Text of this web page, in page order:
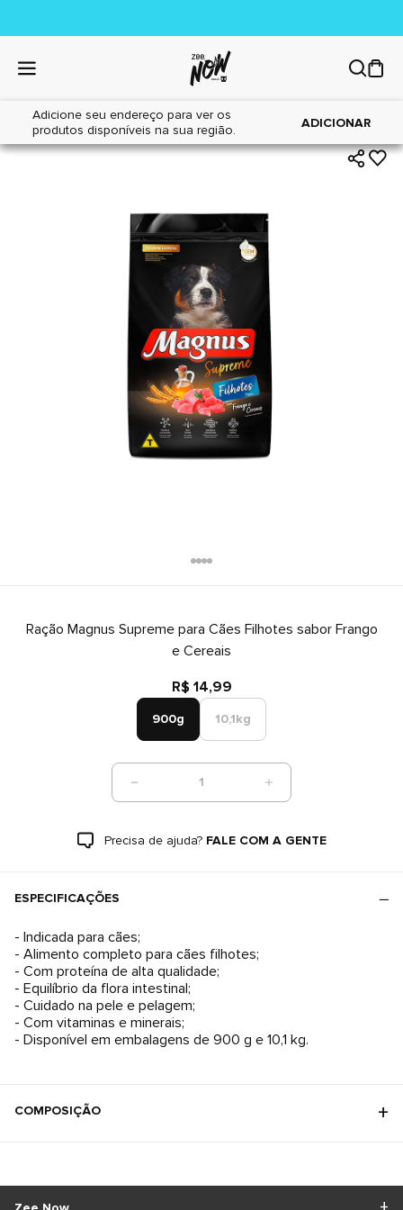
Adicione seu endereço para ver os
produtos disponíveis na sua região.
ADICIONAR
Home|Cães|Alimentos
Ração Magnus Supreme para Cães Filhotes sabor Frango
e Cereais
R$ 14,99
900g 10,1kg
1
Precisa de ajuda? FALE COM A GENTE
ESPECIFICAÇÕES
- Indicada para cães;
- Alimento completo para cães filhotes;
- Com proteína de alta qualidade;
- Equilíbrio da flora intestinal;
- Cuidado na pele e pelagem;
- Com vitaminas e minerais;
- Disponível em embalagens de 900 g e 10,1 kg.
COMPOSIÇÃO